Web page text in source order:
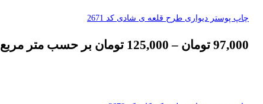
چاپ پوستر دیواری طرح قلعه ی شادی کد 2671
97,000 تومان –
125,000 تومان بر حسب متر مربع